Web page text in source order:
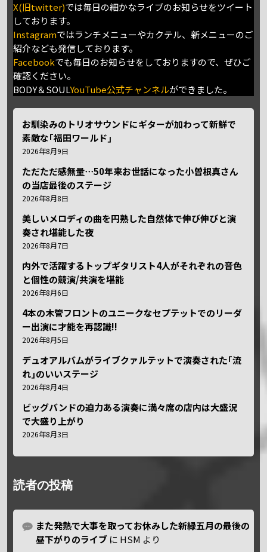
X(旧twitter)では毎日の細かなライブのお知らせをツイート
しております。
Instagramではランチメニューやカクテル、新メニューのご
紹介なども発信しております。
Facebookでも毎日のお知らせをしておりますので、ぜひご
確認ください。
BODY＆SOULYouTube公式チャンネルができました。
お馴染みのトリオサウンドにギターが加わって新鮮で
素敵な｢福田ワールド｣
2026年8月9日
ただただ感無量⋯50年来お世話になった小曽根真さん
の当店最後のステージ
2026年8月8日
美しいメロディの曲を円熟した自然体で伸び伸びと演
奏され堪能した夜
2026年8月7日
内外で活躍するトップギタリスト4人がそれぞれの音色
と個性の競演/共演を堪能
2026年8月6日
4本の木管フロントのユニークなセプテットでのリーダ
ー出演に才能を再認識!!
2026年8月5日
デュオアルバムがライブクァルテットで演奏された｢流
れ｣のいいステージ
2026年8月4日
ビッグバンドの迫力ある演奏に満々席の店内は大盛況
で大盛り上がり
2026年8月3日
読者の投稿
また発熱で大事を取ってお休みした新緑五月の最後の
昼下がりのライブ に HSM より